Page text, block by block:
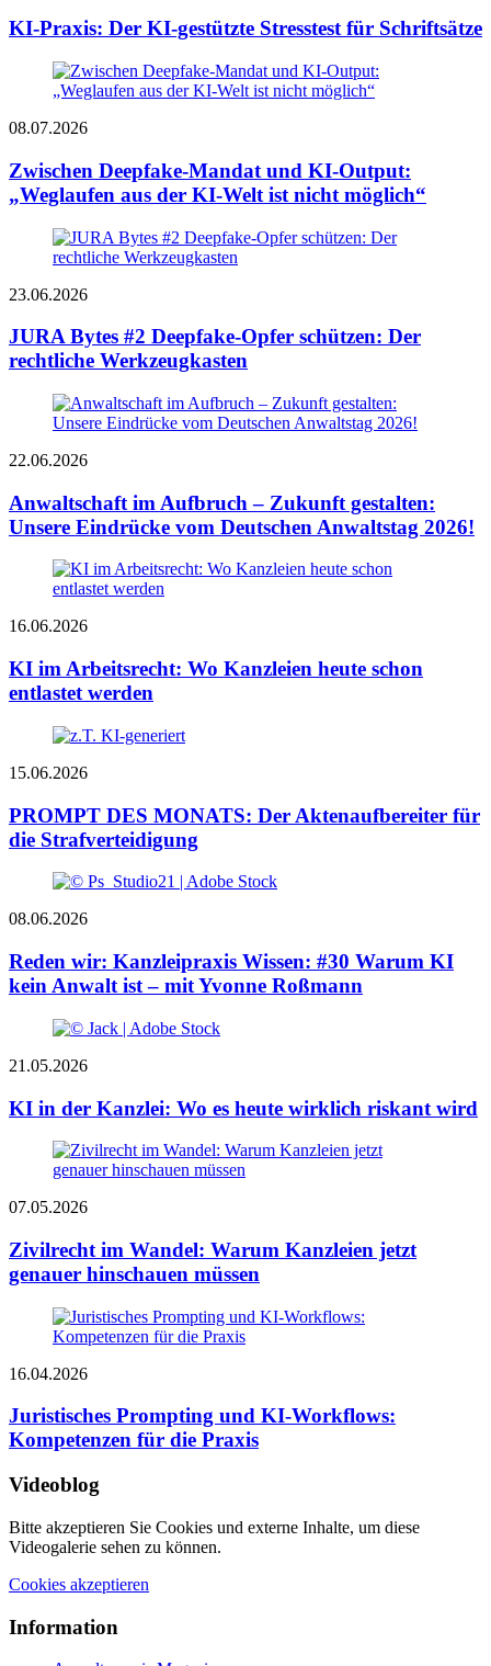
KI-Praxis: Der KI-gestützte Stresstest für Schriftsätze
08.07.2026
Zwischen Deepfake-Mandat und KI-Output:
„Weglaufen aus der KI-Welt ist nicht möglich“
23.06.2026
JURA Bytes #2 Deepfake-Opfer schützen: Der
rechtliche Werkzeugkasten
22.06.2026
Anwalt­schaft im Aufbruch – Zukunft gestalten:
Unsere Eindrücke vom Deutschen Anwaltstag 2026!
16.06.2026
KI im Arbeitsrecht: Wo Kanzleien heute schon
entlastet werden
15.06.2026
PROMPT DES MONATS: Der Aktenaufbereiter für
die Strafverteidigung
08.06.2026
Reden wir: Kanzleipraxis Wissen: #30 Warum KI
kein Anwalt ist – mit Yvonne Roßmann
21.05.2026
KI in der Kanzlei: Wo es heute wirklich riskant wird
07.05.2026
Zivilrecht im Wandel: Warum Kanzleien jetzt
genauer hinschauen müssen
16.04.2026
Juristisches Prompting und KI-Workflows:
Kompetenzen für die Praxis
Videoblog
Bitte akzeptieren Sie Cookies und externe Inhalte, um diese
Videogalerie sehen zu können.
Cookies akzeptieren
Information